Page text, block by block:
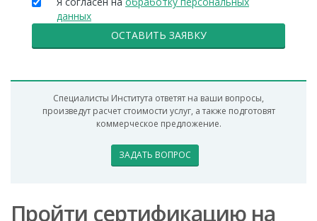
Специалисты Института ответят на ваши вопросы,
произведут расчет стоимости услуг, а также подготовят
коммерческое предложение.
ЗАДАТЬ ВОПРОС
данных
ОСТАВИТЬ ЗАЯВКУ
Пройти сертификацию на